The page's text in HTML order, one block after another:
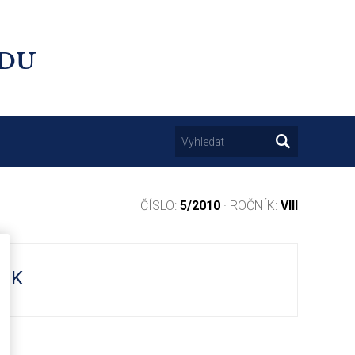
ČÍSLO: 5/2010 · ROČNÍK: VIII